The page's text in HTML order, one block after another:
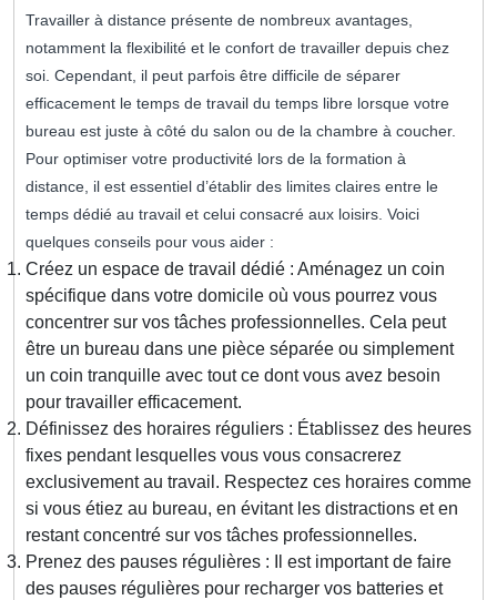
Travailler à distance présente de nombreux avantages,
notamment la flexibilité et le confort de travailler depuis chez
soi. Cependant, il peut parfois être difficile de séparer
efficacement le temps de travail du temps libre lorsque votre
bureau est juste à côté du salon ou de la chambre à coucher.
Pour optimiser votre productivité lors de la formation à
distance, il est essentiel d’établir des limites claires entre le
temps dédié au travail et celui consacré aux loisirs. Voici
quelques conseils pour vous aider :
Créez un espace de travail dédié : Aménagez un coin
spécifique dans votre domicile où vous pourrez vous
concentrer sur vos tâches professionnelles. Cela peut
être un bureau dans une pièce séparée ou simplement
un coin tranquille avec tout ce dont vous avez besoin
pour travailler efficacement.
Définissez des horaires réguliers : Établissez des heures
fixes pendant lesquelles vous vous consacrerez
exclusivement au travail. Respectez ces horaires comme
si vous étiez au bureau, en évitant les distractions et en
restant concentré sur vos tâches professionnelles.
Prenez des pauses régulières : Il est important de faire
des pauses régulières pour recharger vos batteries et